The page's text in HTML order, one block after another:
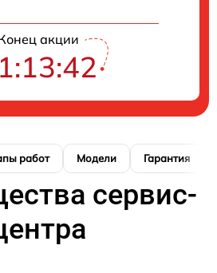
акции
работ Модели Гарантия
сервис-